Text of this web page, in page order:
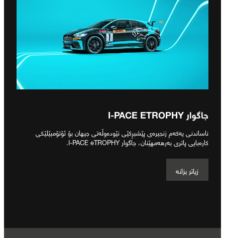
جاگوار I‐PACE ETROPHY
ناساندنی یەکەم زنجیرەی پێشبڕکێی نێودەوڵەتی جیهان بۆ ئۆتۆمبێلێکی
کارەبایی پاتری بەرهەمهێنان، جاگوار I‐PACE eTROPHY.
زیاتر بزانە